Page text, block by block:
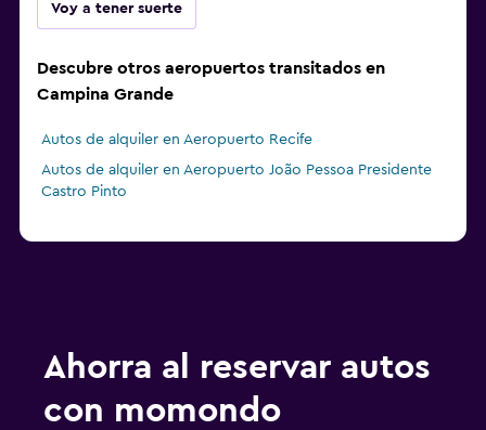
Voy a tener suerte
Descubre otros aeropuertos transitados en
Campina Grande
Autos de alquiler en Aeropuerto Recife
Autos de alquiler en Aeropuerto João Pessoa Presidente
Castro Pinto
Ahorra al reservar autos
con momondo